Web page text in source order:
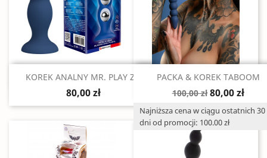
Szybki podgląd
KOREK ANALNY MR. PLAY Z...
80,00 zł
Szybki podgląd
PACKA & KOREK TABOOM
100,00 zł 80,00 zł
Najniższa cena w ciągu ostatnich 30
dni od promocji: 100.00 zł